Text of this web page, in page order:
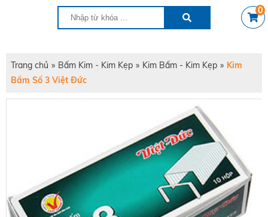
0
Trang chủ » Bấm Kim - Kim Kẹp » Kim Bấm - Kim Kẹp » Kim
Bấm Số 3 Việt Đức